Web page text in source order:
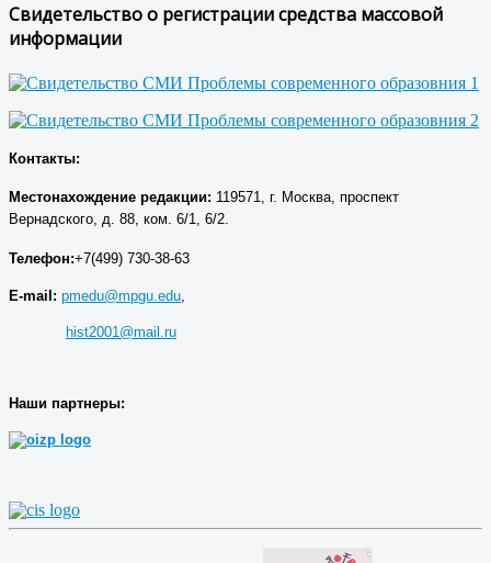
Свидетельство о регистрации средства массовой
информации
Контакты:
Местонахождение редакции: 119571, г. Москва, проспект
Вернадского, д. 88, ком. 6/1, 6/2.
Телефон:+7(499) 730-38-63
E-mail: pmedu@mpgu.edu
hist2001@mail.ru
Наши партнеры: